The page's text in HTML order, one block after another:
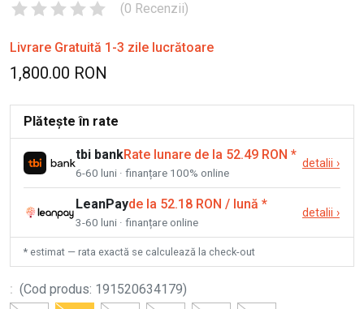
(0 Recenzii)
Livrare Gratuită 1-3 zile lucrătoare
1,800.00 RON
Plătește în rate
tbi bankRate lunare de la 52.49 RON *
6-60 luni · finanțare 100% online
detalii ›
LeanPayde la 52.18 RON / lună *
3-60 luni · finanțare online
detalii ›
* estimat — rata exactă se calculează la check-out
: (Cod produs: 191520634179)